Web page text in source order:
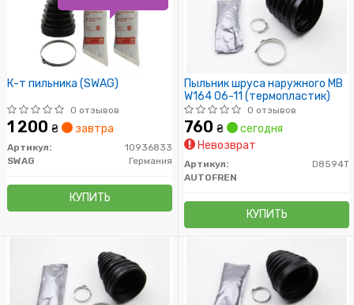
К-т пильника (SWAG)
0 отзывов
1 200 ₴ завтра
Артикул:
10936833
SWAG
Германия
КУПИТЬ
Пыльник шруса наружного MB
W164 06-11 (термопластик)
0 отзывов
760 ₴
сегодня
Невозврат
Артикул:
D8594T
AUTOFREN
КУПИТЬ